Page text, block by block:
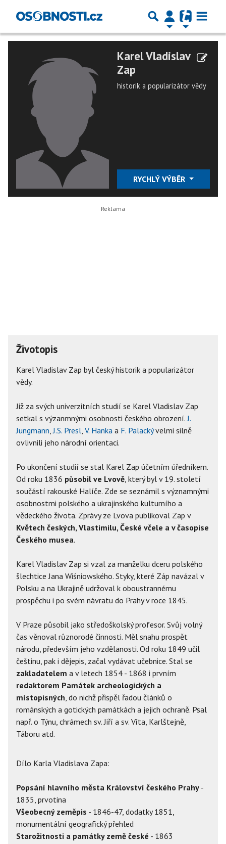
Karel Vladislav
Zap
historik a popularizátor vědy
RYCHLÝ VÝBĚR
Životopis
Karel Vladislav Zap byl český historik a popularizátor
vědy.
Již za svých univerzitních studií se Karel Vladislav Zap
setkal s výzanmnými osobnosti českého obrození.J.
Jungmann,J.S. Presl, V. Hanka a F. Palackývelmi silně
ovlivnili jeho národní orientaci.
Po ukončení studií se stal Karel Zap účetním úředníkem.
Od roku 1836 působil ve Lvově, který byl v 19. století
součástí rakouské Halíče. Zde se seznámil s významnými
osobnostmi polského a ukrajinského kulturního a
vědeckého života. Zprávy ze Lvova publikoval Zap v
Květech českých, Vlastimilu, České včele a v časopise
Českého musea.
Karel Vladislav Zap si vzal za manželku dceru polského
šlechtice Jana Wiśniowského. Styky, které Záp navázal v
Polsku a na Ukrajině udržoval k oboustrannému
prospěchu i po svém návratu do Prahy v roce 1845.
V Praze působil jako středoškolský profesor. Svůj volný
čas věnoval různorodé činnosti. Měl snahu prospět
národu, především jeho vzdělanosti. Od roku 1849 učil
češtinu, pak i dějepis, začal vydávat učebnice. Stal se
zakladatelem a v letech 1854 - 1868 i prvním
redaktorem Památek archeologických a
místopisných, do nichž přispěl řadou článků o
románských a gotických památkách a jejich ochraně. Psal
např. o Týnu, chrámech sv. Jiří a sv. Víta, Karlštejně,
Táboru atd.
Dílo Karla Vladislava Zapa:
Popsání hlavního města Království českého Prahy -
1835, prvotina
Všeobecný zeměpis - 1846-47, dodatky 1851,
monumentální geografický přehled
Starožitnosti a památky země české - 1863